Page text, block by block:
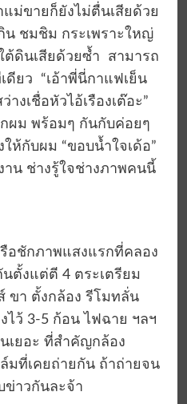
แม่ขายก็ยังไม่ตื่นเสียด้วย
ชมชิม กระเพราะใหญ่
ต้ดินเสียด้วยซ้ำ สามารถ
ดียว “เอ้าพี่นี่กาแฟเย็น
งเชื่อหัวไอ้เรืองเต๊อะ”
ผม พร้อมๆ กันกับค่อยๆ
ห้กับผม “ขอบน้ำใจเด้อ”
น ช่างรู้ใจช่างภาพคนนี้
อชักภาพแสงแรกที่คลอง
ตั้งแต่ตี 4 ตระเตรียม
ขา ตั้งกล้อง รีโมทลั่น
ไว้ 3-5 ก้อน ไฟฉาย ฯลฯ
เยอะ ที่สำคัญกล้อง
มที่เคยถ่ายกัน ถ้าถ่ายจน
ข่าวกันละจ้า